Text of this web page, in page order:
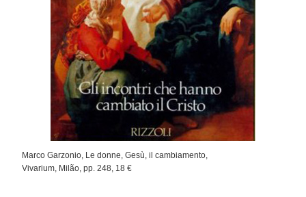
Marco Garzonio, Le donne, Gesù, il cambiamento,
Vivarium, Milão, pp. 248, 18 €